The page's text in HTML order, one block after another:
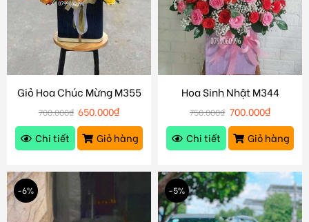
Giỏ Hoa Chúc Mừng M355
700.000₫ 650.000₫
Chi tiết
Giỏ hàng
Hoa Sinh Nhật M344
750.000₫ 700.000₫
Chi tiết
Giỏ hàng
-6% -5%